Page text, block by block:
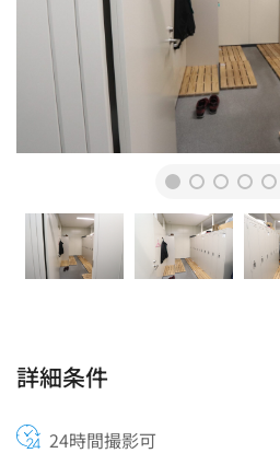
詳細条件
24時間撮影可